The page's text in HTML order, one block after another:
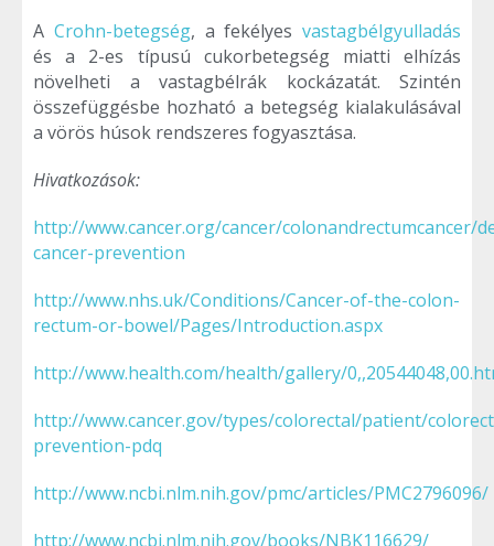
A Crohn-betegség, a fekélyes vastagbélgyulladás
és a 2-es típusú cukorbetegség miatti elhízás
növelheti a vastagbélrák kockázatát. Szintén
összefüggésbe hozható a betegség kialakulásával
a vörös húsok rendszeres fogyasztása.
Hivatkozások:
http://www.cancer.org/cancer/colonandrectumcancer/
cancer-prevention
http://www.nhs.uk/Conditions/Cancer-of-the-colon-
rectum-or-bowel/Pages/Introduction.aspx
http://www.health.com/health/gallery/
http://www.cancer.gov/types/colorectal/patient/
prevention-pdq
http://www.ncbi.nlm.nih.gov/pmc/articles/PMC2796096/
http://www.ncbi.nlm.nih.gov/books/NBK116629/